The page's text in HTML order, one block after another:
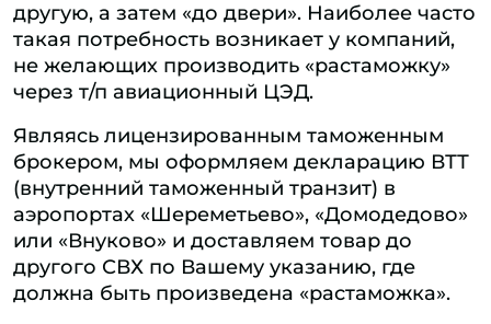
другую, а затем «до двери». Наиболее часто
такая потребность возникает у компаний,
не желающих производить «растаможку»
через т/п авиационный ЦЭД.
Являясь лицензированным таможенным
брокером, мы оформляем декларацию ВТТ
(внутренний таможенный транзит) в
аэропортах «Шереметьево», «Домодедово»
или «Внуково» и доставляем товар до
другого СВХ по Вашему указанию, где
должна быть произведена «растаможка».